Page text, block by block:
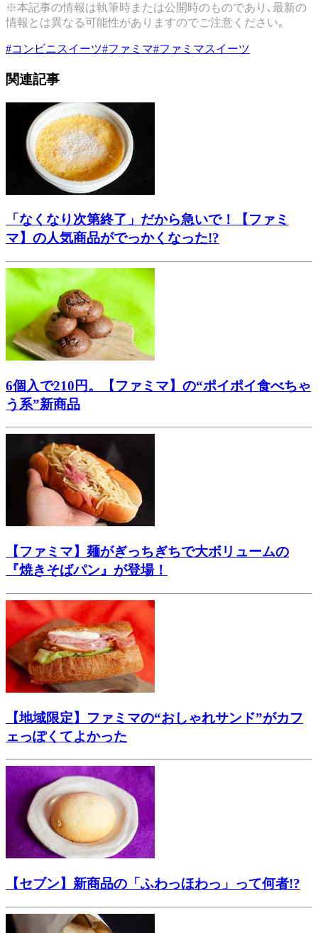
※本記事の情報は執筆時または公開時のものであり､最新の
情報とは異なる可能性がありますのでご注意ください｡
#コンビニスイーツ#ファミマ#ファミマスイーツ
関連記事
「なくなり次第終了」だから急いで！【ファミ
マ】の人気商品がでっかくなった!?
6個入で210円。【ファミマ】の“ポイポイ食べちゃ
う系”新商品
【ファミマ】麺がぎっちぎちで大ボリュームの
『焼きそばパン』が登場！
【地域限定】ファミマの“おしゃれサンド”がカフ
ェっぽくてよかった
【セブン】新商品の「ふわっほわっ」って何者!?